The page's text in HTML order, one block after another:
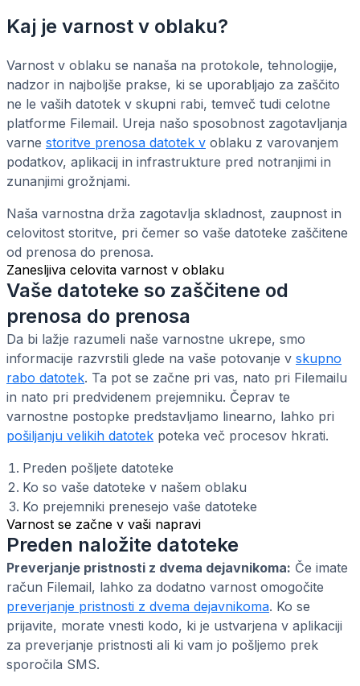
Kaj je varnost v oblaku?
Varnost v oblaku se nanaša na protokole, tehnologije,
nadzor in najboljše prakse, ki se uporabljajo za zaščito
ne le vaših datotek v skupni rabi, temveč tudi celotne
platforme Filemail. Ureja našo sposobnost zagotavljanja
varne storitve prenosa datotek v oblaku z varovanjem
podatkov, aplikacij in infrastrukture pred notranjimi in
zunanjimi grožnjami.
Naša varnostna drža zagotavlja skladnost, zaupnost in
celovitost storitve, pri čemer so vaše datoteke zaščitene
od prenosa do prenosa.
Zanesljiva celovita varnost v oblaku
Vaše datoteke so zaščitene od
prenosa do prenosa
Da bi lažje razumeli naše varnostne ukrepe, smo
informacije razvrstili glede na vaše potovanje v skupno
rabo datotek. Ta pot se začne pri vas, nato pri Filemailu
in nato pri predvidenem prejemniku. Čeprav te
varnostne postopke predstavljamo linearno, lahko pri
pošiljanju velikih datotek poteka več procesov hkrati.
Preden pošljete datoteke
Ko so vaše datoteke v našem oblaku
Ko prejemniki prenesejo vaše datoteke
Varnost se začne v vaši napravi
Preden naložite datoteke
Preverjanje pristnosti z dvema dejavnikoma: Če imate
račun Filemail, lahko za dodatno varnost omogočite
preverjanje pristnosti z dvema dejavnikoma. Ko se
prijavite, morate vnesti kodo, ki je ustvarjena v aplikaciji
za preverjanje pristnosti ali ki vam jo pošljemo prek
sporočila SMS.